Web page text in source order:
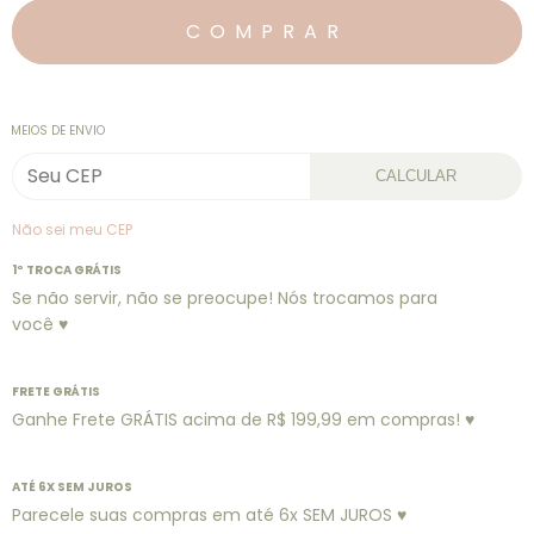
MEIOS DE ENVIO
CALCULAR
Não sei meu CEP
1º TROCA GRÁTIS
Se não servir, não se preocupe! Nós trocamos para
você ♥
FRETE GRÁTIS
Ganhe Frete GRÁTIS acima de R$ 199,99 em compras! ♥
ATÉ 6X SEM JUROS
Parecele suas compras em até 6x SEM JUROS ♥